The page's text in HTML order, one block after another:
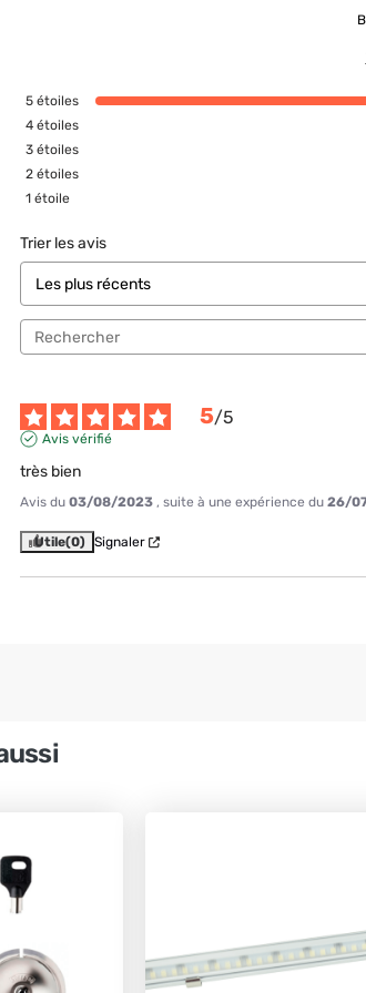
5 étoiles
4 étoiles
3 étoiles
2 étoiles
1 étoile
Trier les avis
5/5
Avis vérifié
très bien
Avis du 03/08/2023 , suite à une expérience du 26/
Utile(0) Signaler